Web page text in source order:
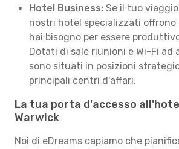
Hotel Business: Se il tuo
nostri hotel specializzati
hai bisogno per essere
Dotati di sale riunioni e Wi-Fi ad
sono situati in posizioni
principali centri d'affari.
La tua porta d'accesso
Warwick
Noi di eDreams capiamo che